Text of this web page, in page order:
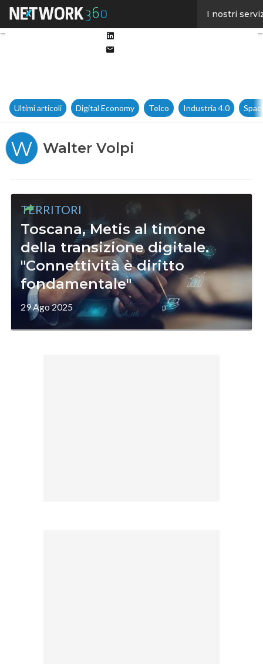
I nostri
Ultimi articoli Digital Economy Telco Industria 4.0
W Walter Volpi
TERRITORI
Toscana, Metis al timone
della transizione digitale.
"Connettività è diritto
fondamentale"
29 Ago 2025